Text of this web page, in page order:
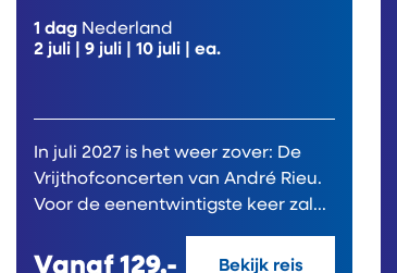
1 dag Nederland
2 juli
9 juli 10 juli | ea.
In juli 2027 is het weer zover: De
Vrijthofconcerten van André Rieu.
Voor de eenentwintigste keer zal...
Vanaf129,- Bekijk reis